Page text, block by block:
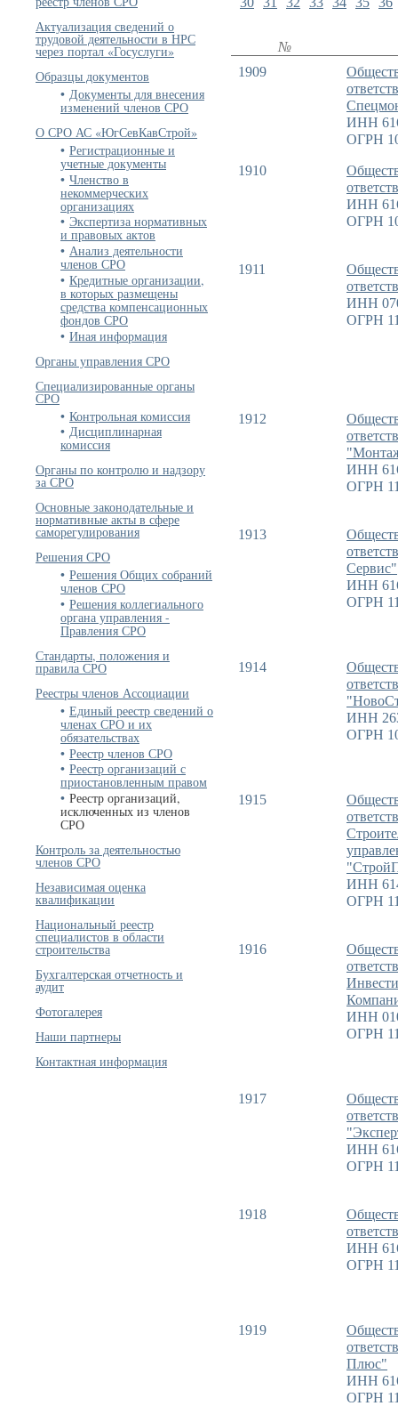
Актуализация сведений о
трудовой деятельности в НРС
через портал «Госуслуги»
Образцы документов
Документы для внесения
изменений членов СРО
О СРО АС «ЮгСевКавСтрой»
Регистрационные и
учетные документы
Членство в
некоммерческих
организациях
Экспертиза нормативных
и правовых актов
Анализ деятельности
членов СРО
Кредитные организации,
в которых размещены
средства компенсационных
фондов СРО
Иная информация
Органы управления СРО
Специализированные органы
СРО
Контрольная комиссия
Дисциплинарная
комиссия
Органы по контролю и надзору
за СРО
Основные законодательные и
нормативные акты в сфере
саморегулирования
Решения СРО
Решения Общих собраний
членов СРО
Решения коллегиального
органа управления -
Правления СРО
Стандарты, положения и
правила СРО
Реестры членов Ассоциации
Единый реестр сведений о
членах СРО и их
обязательствах
Реестр членов СРО
Реестр организаций с
приостановленным правом
Реестр организаций,
исключенных из членов
СРО
Контроль за деятельностью
членов СРО
Независимая оценка
квалификации
Национальный реестр
специалистов в области
строительства
Бухгалтерская отчетность и
аудит
Фотогалерея
Наши партнеры
Контактная информация
№
1909
ИНН
ОГРН
1910
ИНН
ОГРН
1911
ИНН
ОГРН
1912
ИНН
ОГРН
1913
Сервис"
ИНН
ОГРН
1914
ИНН
ОГРН
1915
ИНН
ОГРН
1916
ИНН
ОГРН
1917
ИНН
ОГРН
1918
ИНН
ОГРН
1919
Плюс"
ИНН
ОГРН